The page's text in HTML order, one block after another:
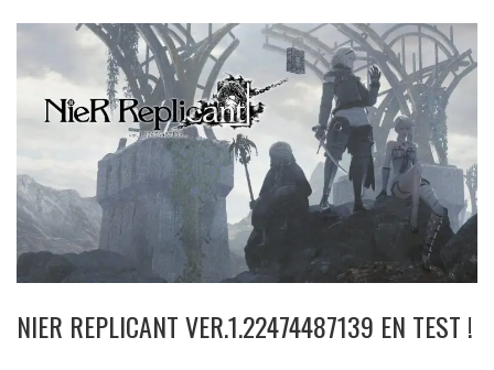
NIER REPLICANT VER.1.22474487139 EN TEST !